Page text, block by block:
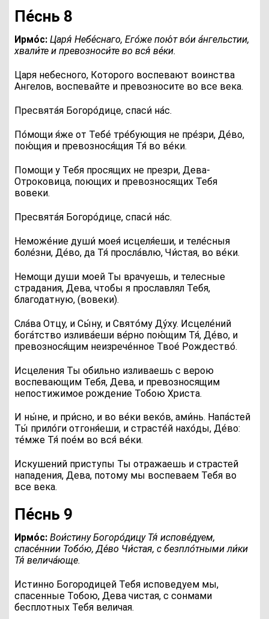
Пе́снь 8
Ирмо́с: Царя́ Небе́снаго, Его́же пою́т во́и а́нгельстии,
хвали́те и превозноси́те во вся́ ве́ки.
Царя небесного, Которого воспевают воинства
Ангелов, воспевайте и превозносите во все века.
Пресвята́я Богоро́дице, спаси́ на́с.
По́мощи я́же от Тебе́ тре́бующия не пре́зри, Де́во,
пою́щия и превознося́щия Тя́ во ве́ки.
Помощи у Тебя просящих не презри, Дева-
Отроковица, поющих и превозносящих Тебя
вовеки.
Пресвята́я Богоро́дице, спаси́ на́с.
Неможе́ние души́ моея́ исцеля́еши, и теле́сныя
боле́зни, Де́во, да Тя́ просла́влю, Чи́стая, во ве́ки.
Немощи души моей Ты врачуешь, и телесные
страдания, Дева, чтобы я прославлял Тебя,
благодатную, (вовеки).
Сла́ва Отцу, и Сы́ну, и Свято́му Ду́ху. Исцеле́ний
бога́тство излива́еши ве́рно пою́щим Тя́, Де́во, и
превознося́щим неизрече́нное Твое́ Рождество́.
Исцеления Ты обильно изливаешь с верою
воспевающим Тебя, Дева, и превозносящим
непостижимое рождение Тобою Христа.
И ны́не, и при́сно, и во ве́ки веко́в, ами́нь. Напа́стей
Ты́ прило́ги отгоня́еши, и страсте́й нахо́ды, Де́во:
те́мже Тя́ пое́м во вся́ ве́ки.
Искушений приступы Ты отражаешь и страстей
нападения, Дева, потому мы воспеваем Тебя во
все века.
Пе́снь 9
Ирмо́с: Вои́стину Богоро́дицу Тя́ испове́дуем,
спасе́ннии Тобо́ю, Де́во Чи́стая, с безпло́тными ли́ки
Тя́ велича́юще.
Истинно Богородицей Тебя исповедуем мы,
спасенные Тобою, Дева чистая, с сонмами
бесплотных Тебя величая.